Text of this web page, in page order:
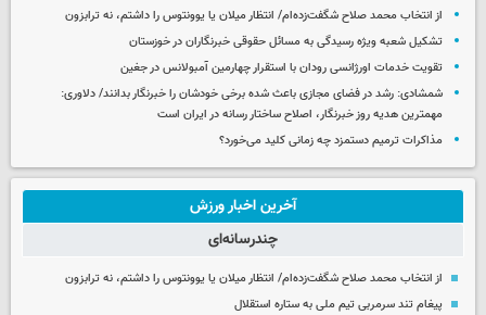
از انتخاب محمد صلاح شگفت‌زده‌ام/ انتظار میلان یا یوونتوس را داشتم، نه ترابزون
تشکیل شعبه ویژه رسیدگی به مسائل حقوقی خبرنگاران در خوزستان
تقویت خدمات اورژانسی رودان با استقرار چهارمین آمبولانس در جغین
شمشادی: رشد در فضای مجازی باعث شده برخی خودشان را خبرنگار بدانند/ دلاوری:
مهمترین هدیه‌ روز خبرنگار، اصلاح ساختار رسانه در ایران است
مذاکرات ترمیم دستمزد چه زمانی کلید می‌خورد؟
آخرین اخبار ورزش
چندرسانه‌ای
از انتخاب محمد صلاح شگفت‌زده‌ام/ انتظار میلان یا یوونتوس را داشتم، نه ترابزون
پیغام تند سرمربی تیم ملی به ستاره استقلال